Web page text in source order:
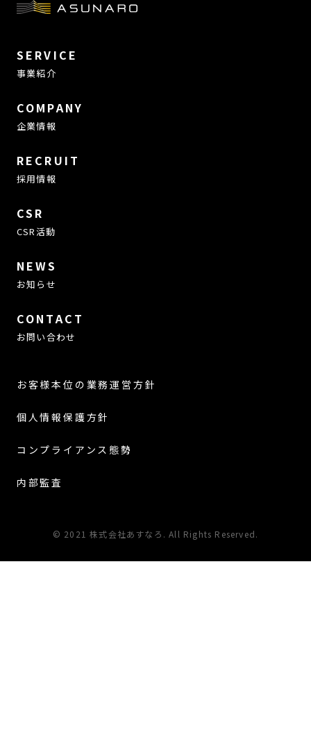
SERVICE
事業紹介
COMPANY
企業情報
RECRUIT
採用情報
CSR
CSR活動
NEWS
お知らせ
CONTACT
お問い合わせ
お客様本位の業務運営方針
個人情報保護方針
コンプライアンス態勢
内部監査
© 2021 株式会社あすなろ. All Rights Reserved.